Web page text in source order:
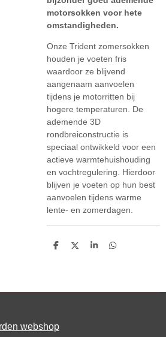
motorsokken voor hete
omstandigheden.
Onze Trident zomersokken
houden je voeten fris
waardoor ze blijvend
aangenaam aanvoelen
tijdens je motorritten bij
hogere temperaturen. De
ademende 3D
rondbreiconstructie is
speciaal ontwikkeld voor een
actieve warmtehuishouding
en vochtregulering. Hierdoor
blijven je voeten op hun best
aanvoelen tijdens warme
lente- en zomerdagen.
D
D
S
D
webshop